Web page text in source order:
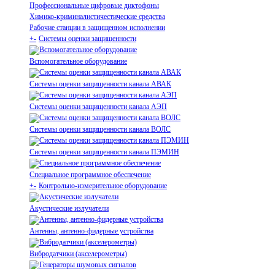
Профессиональные цифровые диктофоны
Химико-криминалистичестические средства
Рабочие станции в защищенном исполнении
+- Системы оценки защищенности
Вспомогательное оборудование
Системы оценки защищенности канала АВАК
Системы оценки защищенности канала АЭП
Системы оценки защищенности канала ВОЛС
Системы оценки защищенности канала ПЭМИН
Специальное программное обеспечение
+- Контрольно-измерительное оборудование
Акустические излучатели
Антенны, антенно-фидерные устройства
Вибродатчики (акселерометры)